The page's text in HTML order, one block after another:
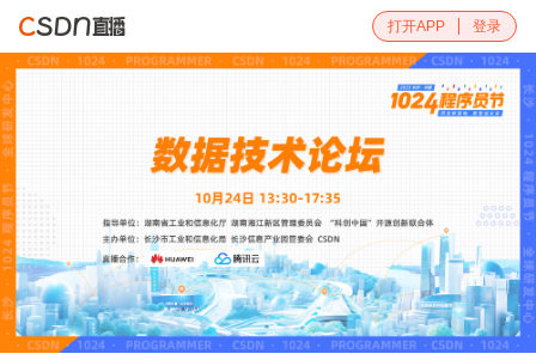
打开APP 登录